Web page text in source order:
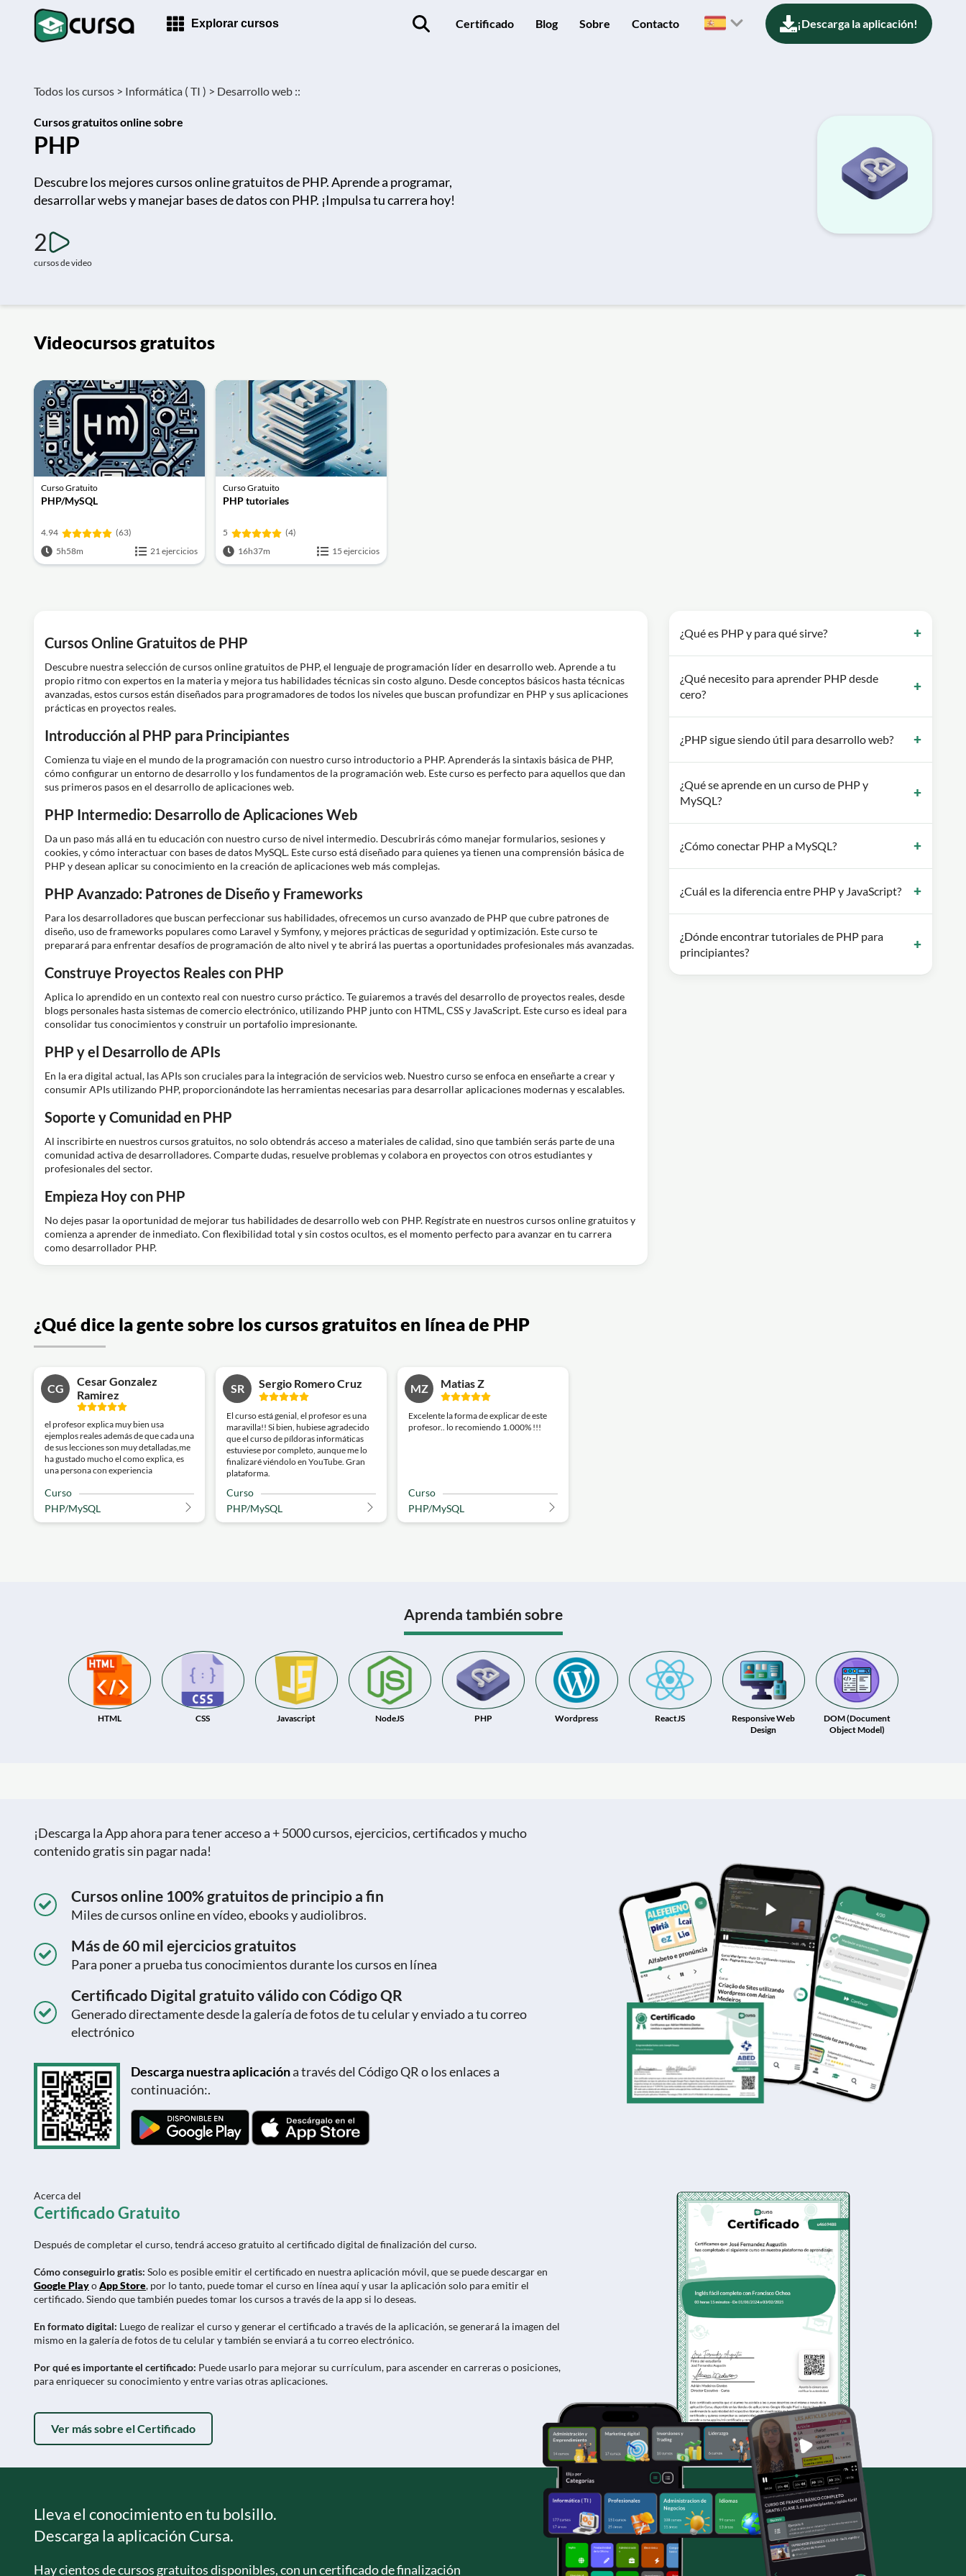
Explorar cursos Certificado Blog Sobre Contacto ¡Descarga la aplicación!
Todos los cursos > Informática ( TI ) > Desarrollo web ::
Cursos gratuitos online sobre
PHP
Descubre los mejores cursos online gratuitos de PHP. Aprende a programar,
desarrollar webs y manejar bases de datos con PHP. ¡Impulsa tu carrera hoy!
2
cursos de video
Videocursos gratuitos
Curso Gratuito
PHP/MySQL
4.94
(63)
5h58m
21 ejercicios
Curso Gratuito
PHP tutoriales
5
(4)
16h37m
15 ejercicios
Cursos Online Gratuitos de PHP
Descubre nuestra selección de cursos online gratuitos de PHP, el lenguaje de programación líder en desarrollo web. Aprende a tu
propio ritmo con expertos en la materia y mejora tus habilidades técnicas sin costo alguno. Desde conceptos básicos hasta técnicas
avanzadas, estos cursos están diseñados para programadores de todos los niveles que buscan profundizar en PHP y sus aplicaciones
prácticas en proyectos reales.
Introducción al PHP para Principiantes
Comienza tu viaje en el mundo de la programación con nuestro curso introductorio a PHP. Aprenderás la sintaxis básica de PHP,
cómo configurar un entorno de desarrollo y los fundamentos de la programación web. Este curso es perfecto para aquellos que dan
sus primeros pasos en el desarrollo de aplicaciones web.
PHP Intermedio: Desarrollo de Aplicaciones Web
Da un paso más allá en tu educación con nuestro curso de nivel intermedio. Descubrirás cómo manejar formularios, sesiones y
cookies, y cómo interactuar con bases de datos MySQL. Este curso está diseñado para quienes ya tienen una comprensión básica de
PHP y desean aplicar su conocimiento en la creación de aplicaciones web más complejas.
PHP Avanzado: Patrones de Diseño y Frameworks
Para los desarrolladores que buscan perfeccionar sus habilidades, ofrecemos un curso avanzado de PHP que cubre patrones de
diseño, uso de frameworks populares como Laravel y Symfony, y mejores prácticas de seguridad y optimización. Este curso te
preparará para enfrentar desafíos de programación de alto nivel y te abrirá las puertas a oportunidades profesionales más avanzadas.
Construye Proyectos Reales con PHP
Aplica lo aprendido en un contexto real con nuestro curso práctico. Te guiaremos a través del desarrollo de proyectos reales, desde
blogs personales hasta sistemas de comercio electrónico, utilizando PHP junto con HTML, CSS y JavaScript. Este curso es ideal para
consolidar tus conocimientos y construir un portafolio impresionante.
PHP y el Desarrollo de APIs
En la era digital actual, las APIs son cruciales para la integración de servicios web. Nuestro curso se enfoca en enseñarte a crear y
consumir APIs utilizando PHP, proporcionándote las herramientas necesarias para desarrollar aplicaciones modernas y escalables.
Soporte y Comunidad en PHP
Al inscribirte en nuestros cursos gratuitos, no solo obtendrás acceso a materiales de calidad, sino que también serás parte de una
comunidad activa de desarrolladores. Comparte dudas, resuelve problemas y colabora en proyectos con otros estudiantes y
profesionales del sector.
Empieza Hoy con PHP
No dejes pasar la oportunidad de mejorar tus habilidades de desarrollo web con PHP. Regístrate en nuestros cursos online gratuitos y
comienza a aprender de inmediato. Con flexibilidad total y sin costos ocultos, es el momento perfecto para avanzar en tu carrera
como desarrollador PHP.
¿Qué es PHP y para qué sirve?
¿Qué necesito para aprender PHP desde
cero?
¿PHP sigue siendo útil para desarrollo web?
¿Qué se aprende en un curso de PHP y
MySQL?
¿Cómo conectar PHP a MySQL?
¿Cuál es la diferencia entre PHP y JavaScript?
¿Dónde encontrar tutoriales de PHP para
principiantes?
¿Qué dice la gente sobre los cursos gratuitos en línea de PHP
CG
Cesar Gonzalez
Ramirez
el profesor explica muy bien usa
ejemplos reales además de que cada una
de sus lecciones son muy detalladas,me
ha gustado mucho el como explica, es
una persona con experiencia
Curso
PHP/MySQL
SR Sergio Romero Cruz
El curso está genial, el profesor es una
maravilla!! Si bien, hubiese agradecido
que el curso de píldoras informáticas
estuviese por completo, aunque me lo
finalizaré viéndolo en YouTube. Gran
plataforma.
Curso
PHP/MySQL
MZ Matias Z
Excelente la forma de explicar de este
profesor.. lo recomiendo 1.000% !!!
Curso
PHP/MySQL
Aprenda también sobre
HTML CSS Javascript NodeJS PHP Wordpress ReactJS
Responsive Web
Design
DOM (Document
Object Model)
¡Descarga la App ahora para tener acceso a + 5000 cursos, ejercicios, certificados y mucho
contenido gratis sin pagar nada!
Cursos online 100% gratuitos de principio a fin
Miles de cursos online en vídeo, ebooks y audiolibros.
Más de 60 mil ejercicios gratuitos
Para poner a prueba tus conocimientos durante los cursos en línea
Certificado Digital gratuito válido con Código QR
Generado directamente desde la galería de fotos de tu celular y enviado a tu correo
electrónico
Descarga nuestra aplicacióna través del Código QR o los enlaces a
continuación:.
Acerca del
Certificado Gratuito
Después de completar el curso, tendrá acceso gratuito al certificado digital de finalización del curso.
Cómo conseguirlo gratis: Solo es posible emitir el certificado en nuestra aplicación móvil, que se puede descargar en
Google PlayoApp Store, por lo tanto, puede tomar el curso en línea aquí y usar la aplicación solo para emitir el
certificado. Siendo que también puedes tomar los cursos a través de la app si lo deseas.
En formato digital: Luego de realizar el curso y generar el certificado a través de la aplicación, se generará la imagen del
mismo en la galería de fotos de tu celular y también se enviará a tu correo electrónico.
Por qué es importante el certificado: Puede usarlo para mejorar su currículum, para ascender en carreras o posiciones,
para enriquecer su conocimiento y entre varias otras aplicaciones.
Ver más sobre el Certificado
Lleva el conocimiento en tu bolsillo.
Descarga la aplicación Cursa.
Hay cientos de cursos gratuitos disponibles, con un certificado de finalización